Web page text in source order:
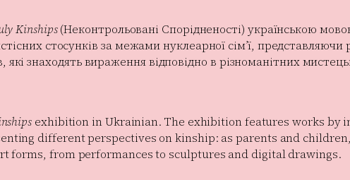
Kinships(Неконтрольовані Спорідненості) українською
стосунків за межами нуклеарної сім’ї, представляючи
які знаходять вираження відповідно в різноманітних
exhibition in Ukrainian. The exhibition features works by
different perspectives on kinship: as parents and
forms, from performances to sculptures and digital drawings.